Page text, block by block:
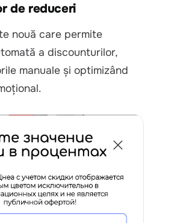
de reduceri
nouă care permite
a discounturilor,
manuale și optimizând